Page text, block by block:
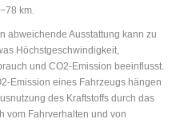
km.
abweichende Ausstattung kann zu
Höchstgeschwindigkeit,
und CO2-Emission beeinflusst.
Emission eines Fahrzeugs hängen
des Kraftstoffs durch das
vom Fahrverhalten und von